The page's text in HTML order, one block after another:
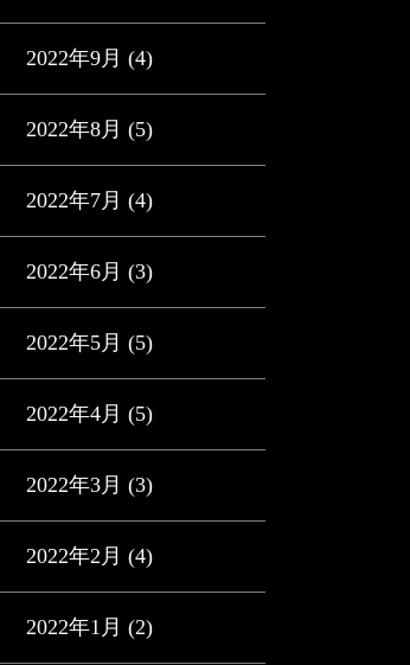
2022年9月 (4)
2022年8月 (5)
2022年7月 (4)
2022年6月 (3)
2022年5月 (5)
2022年4月 (5)
2022年3月 (3)
2022年2月 (4)
2022年1月 (2)